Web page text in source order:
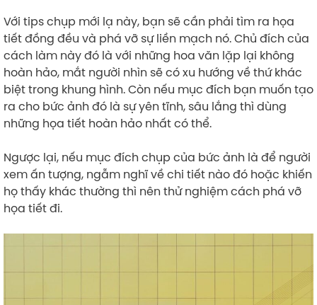
Với tips chụp mới lạ này, bạn sẽ cần phải tìm ra họa
tiết đồng đều và phá vỡ sự liền mạch nó. Chủ đích của
cách làm này đó là với những hoa văn lặp lại không
hoàn hảo, mắt người nhìn sẽ có xu hướng về thứ khác
biệt trong khung hình. Còn nếu mục đích bạn muốn tạo
ra cho bức ảnh đó là sự yên tĩnh, sâu lắng thì dùng
những họa tiết hoàn hảo nhất có thể.
Ngược lại, nếu mục đích chụp của bức ảnh là để người
xem ấn tượng, ngẫm nghĩ về chi tiết nào đó hoặc khiến
họ thấy khác thường thì nên thử nghiệm cách phá vỡ
họa tiết đi.